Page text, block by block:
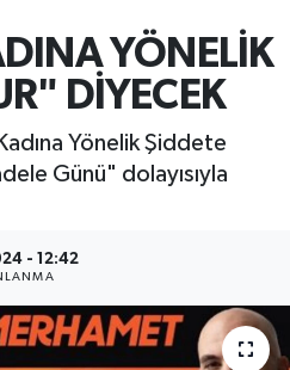
YÖNELİK
DİYECEK
Yönelik Şiddete
Günü" dolayısıyla
- 12:42